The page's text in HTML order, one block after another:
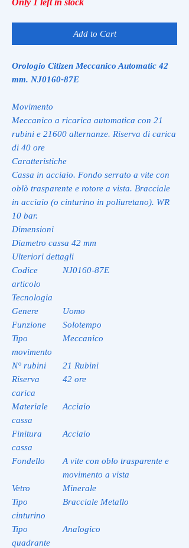
Add to Cart
Orologio Citizen Meccanico Automatic 42
mm. NJ0160-87E
Movimento
Meccanico a ricarica automatica con 21
rubini e 21600 alternanze. Riserva di carica
di 40 ore
Caratteristiche
Cassa in acciaio. Fondo serrato a vite con
oblò trasparente e rotore a vista. Bracciale
in acciaio (o cinturino in poliuretano). WR
10 bar.
Dimensioni
Diametro cassa 42 mm
Ulteriori dettagli
Codice
articolo
NJ0160-87E
Tecnologia
Genere
Uomo
Funzione
Solotempo
Tipo
movimento
Meccanico
N° rubini
21 Rubini
Riserva
carica
42 ore
Materiale
cassa
Acciaio
Finitura
cassa
Acciaio
Fondello
A vite con oblo trasparente e
movimento a vista
Vetro
Minerale
Tipo
cinturino
Bracciale Metallo
Tipo
quadrante
Analogico